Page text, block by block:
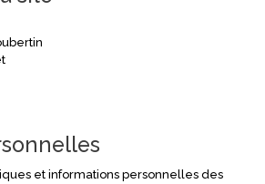
et informations personnelles des